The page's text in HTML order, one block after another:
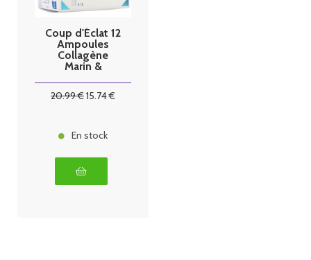
Coup d'Éclat 12
Ampoules
Collagène
Marin &
20.99€15.74€
En stock